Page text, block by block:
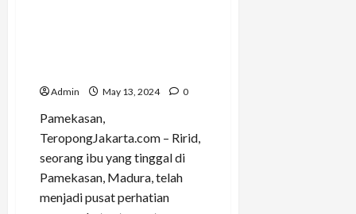
Admin May 13, 2024 0
Pamekasan,
TeropongJakarta.com – Ririd,
seorang ibu yang tinggal di
Pamekasan, Madura, telah
menjadi pusat perhatian